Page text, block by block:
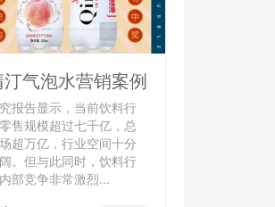
气泡水营销案例
报告显示，当前饮料行
售规模超过七千亿，总
超万亿，行业空间十分
。但与此同时，饮料行
部竞争非常激烈...